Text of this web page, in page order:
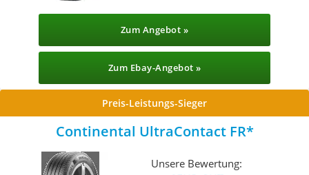
Zum Angebot »
Zum Ebay-Angebot »
Preis-Leistungs-Sieger
Continental UltraContact FR
Unsere Bewertung: